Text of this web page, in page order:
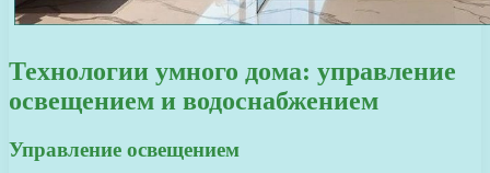
Технологии умного дома: управление
освещением и водоснабжением
Управление освещением